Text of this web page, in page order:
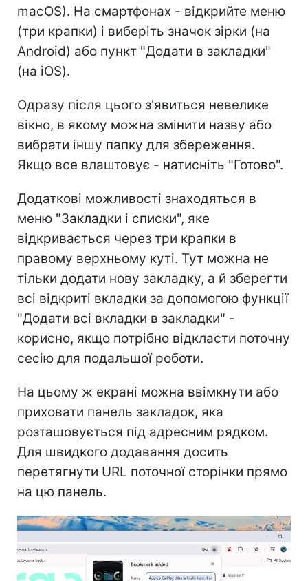
macOS). На смартфонах - відкрийте меню
(три крапки) і виберіть значок зірки (на
Android) або пункт "Додати в закладки"
(на iOS).
Одразу після цього з'явиться невелике
вікно, в якому можна змінити назву або
вибрати іншу папку для збереження.
Якщо все влаштовує - натисніть "Готово".
Додаткові можливості знаходяться в
меню "Закладки і списки", яке
відкривається через три крапки в
правому верхньому куті. Тут можна не
тільки додати нову закладку, а й зберегти
всі відкриті вкладки за допомогою функції
"Додати всі вкладки в закладки" -
корисно, якщо потрібно відкласти поточну
сесію для подальшої роботи.
На цьому ж екрані можна ввімкнути або
приховати панель закладок, яка
розташовується під адресним рядком.
Для швидкого додавання досить
перетягнути URL поточної сторінки прямо
на цю панель.